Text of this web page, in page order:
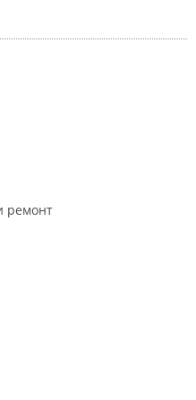
ремонт